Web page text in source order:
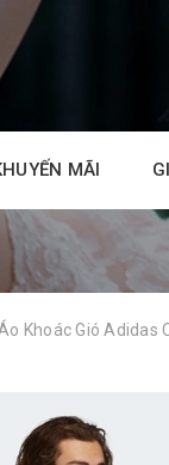
MÃI
Áo Khoác Gió Adidas